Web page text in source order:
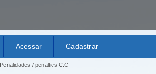
Acessar Cadastrar
Penalidades / penalties C.C